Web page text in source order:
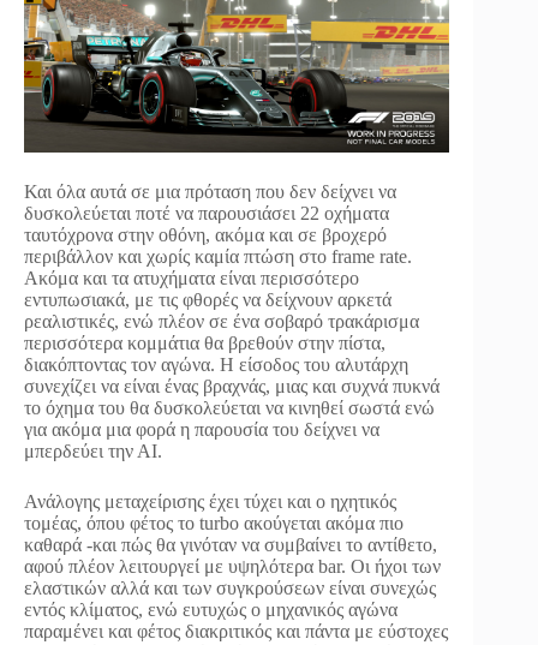
Και όλα αυτά σε μια πρόταση που δεν δείχνει να
δυσκολεύεται ποτέ να παρουσιάσει 22 οχήματα
ταυτόχρονα στην οθόνη, ακόμα και σε βροχερό
περιβάλλον και χωρίς καμία πτώση στο frame rate.
Ακόμα και τα ατυχήματα είναι περισσότερο
εντυπωσιακά, με τις φθορές να δείχνουν αρκετά
ρεαλιστικές, ενώ πλέον σε ένα σοβαρό τρακάρισμα
περισσότερα κομμάτια θα βρεθούν στην πίστα,
διακόπτοντας τον αγώνα. Η είσοδος του αλυτάρχη
συνεχίζει να είναι ένας βραχνάς, μιας και συχνά πυκνά
το όχημα του θα δυσκολεύεται να κινηθεί σωστά ενώ
για ακόμα μια φορά η παρουσία του δείχνει να
μπερδεύει την ΑΙ.
Ανάλογης μεταχείρισης έχει τύχει και ο ηχητικός
τομέας, όπου φέτος το turbo ακούγεται ακόμα πιο
καθαρά -και πώς θα γινόταν να συμβαίνει το αντίθετο,
αφού πλέον λειτουργεί με υψηλότερα bar. Οι ήχοι των
ελαστικών αλλά και των συγκρούσεων είναι συνεχώς
εντός κλίματος, ενώ ευτυχώς ο μηχανικός αγώνα
παραμένει και φέτος διακριτικός και πάντα με εύστοχες